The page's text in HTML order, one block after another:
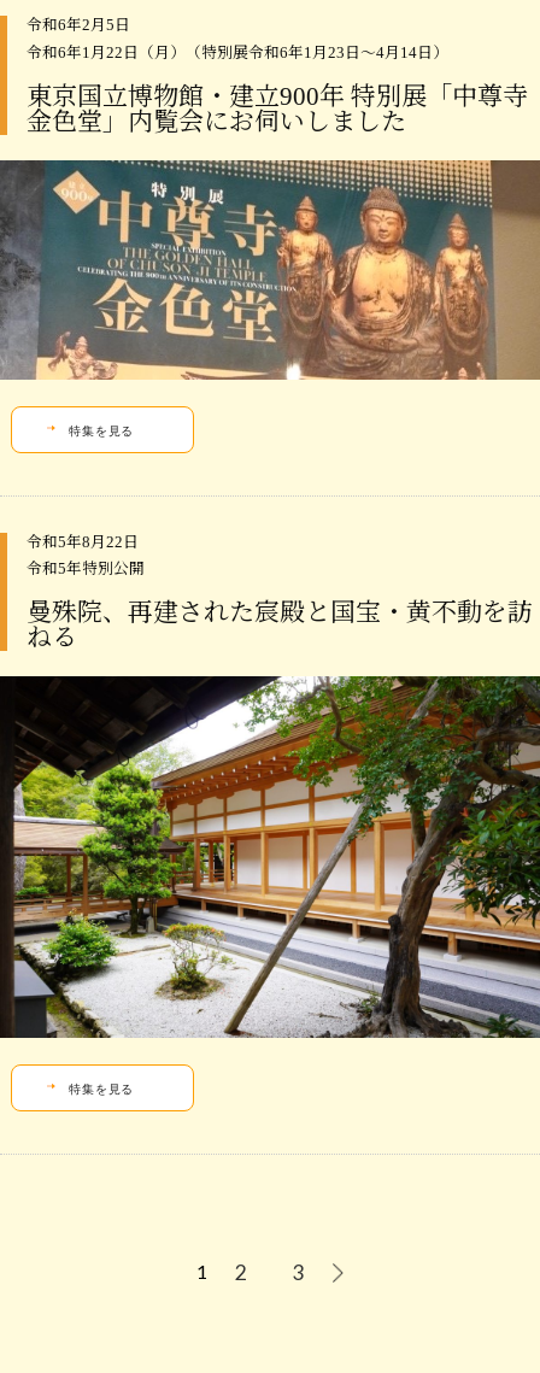
令和6年2月5日
令和6年1月22日（月）（特別展令和6年1月23日～4月14日）
東京国立博物館・建立900年 特別展「中尊寺
金色堂」内覧会にお伺いしました
特集を見る
令和5年8月22日
令和5年特別公開
曼殊院、再建された宸殿と国宝・黄不動を訪
ねる
特集を見る
1 2 3